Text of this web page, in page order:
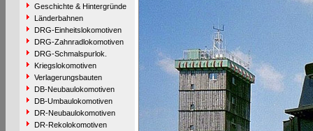
Geschichte & Hintergründe
Länderbahnen
DRG-Einheitslokomotiven
DRG-Zahnradlokomotiven
DRG-Schmalspurlok.
Kriegslokomotiven
Verlagerungsbauten
DB-Neubaulokomotiven
DB-Umbaulokomotiven
DR-Neubaulokomotiven
DR-Rekolokomotiven